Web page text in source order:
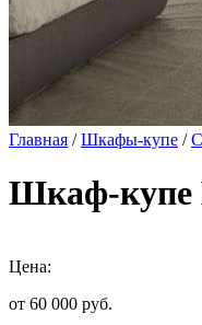
Главная /Шкафы-купе /
Шкаф-купе
Цена:
от 60 000 руб.